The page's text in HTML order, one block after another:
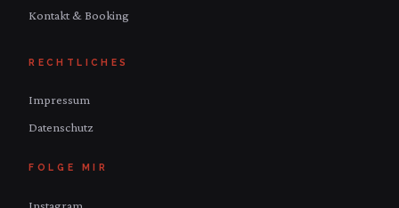
Kontakt & Booking
RECHTLICHES
Impressum
Datenschutz
FOLGE MIR
Instagram